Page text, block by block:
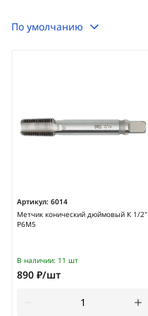
По умолчанию
Артикул: 6014
Метчик конический дюймовый К 1/2"
Р6М5
В наличии: 11 шт
890 ₽/шт